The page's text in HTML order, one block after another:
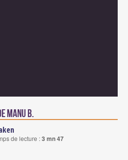
Manu B.
de lecture :3 mn 47